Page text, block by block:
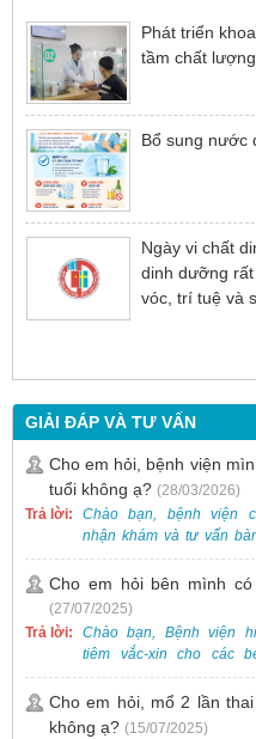
Phát triển
tầm chất
Bổ sung nước
Ngày vi chất
dinh dưỡng
vóc, trí tuệ và
GIẢI ĐÁP VÀ TƯ VẤN
Cho em hỏi, bệnh viện
tuổi không ạ? (28/03/2026)
Trả lời:
Chào bạn, bệnh viện
nhận khám và tư vấn
bẹt cho trẻ em, bao gồm
tuổi. Bạn có thể đưa
Khoa Khám bệnh của
để được bác sĩ chuyên
thăm khám. Ngoài ra,
tiện hơn, bạn có thể
0988 270 115. Nếu cần
thêm, vui lòng liên hệ
Cho em hỏi bên mình
(27/07/2025)
Trả lời:
Chào bạn, Bệnh viện
tiêm vắc-xin cho các
nhiên, các loại vắc-xin
theo từng đợt, không
nào cũng có sẵn.
Cho em hỏi, mổ 2 lần
không ạ? (15/07/2025)